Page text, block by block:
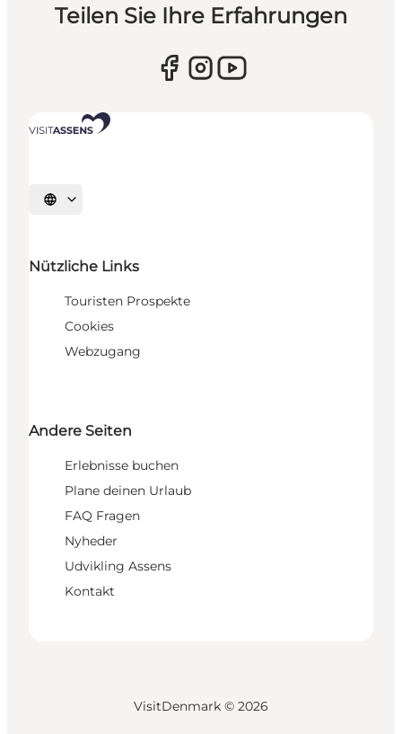
Teilen Sie Ihre Erfahrungen
Sprache auswählen
Nützliche Links
Touristen Prospekte
Cookies
Webzugang
Andere Seiten
Erlebnisse buchen
Plane deinen Urlaub
FAQ Fragen
Nyheder
Udvikling Assens
Kontakt
VisitDenmark © 2026